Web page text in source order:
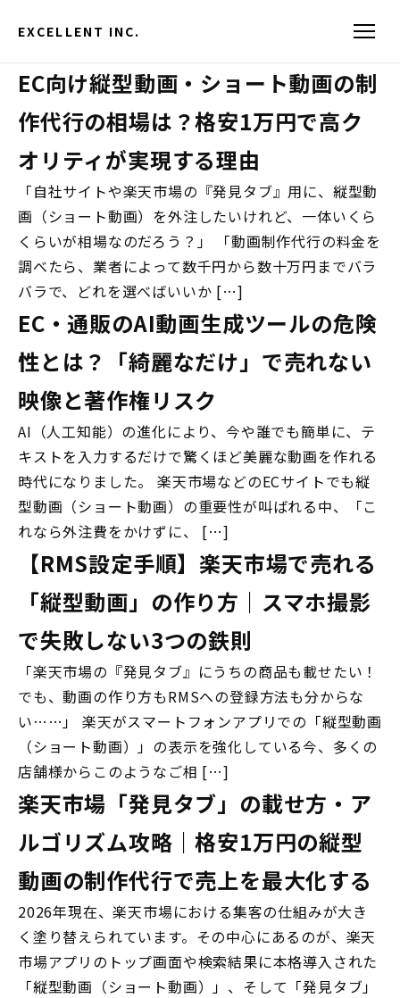
EXCELLENT INC.
EC向け縦型動画・ショート動画の制
作代行の相場は？格安1万円で高ク
オリティが実現する理由
「自社サイトや楽天市場の『発見タブ』用に、縦型動
画（ショート動画）を外注したいけれど、一体いくら
くらいが相場なのだろう？」 「動画制作代行の料金を
調べたら、業者によって数千円から数十万円までバラ
バラで、どれを選べばいいか […]
EC・通販のAI動画生成ツールの危険
性とは？「綺麗なだけ」で売れない
映像と著作権リスク
AI（人工知能）の進化により、今や誰でも簡単に、テ
キストを入力するだけで驚くほど美麗な動画を作れる
時代になりました。 楽天市場などのECサイトでも縦
型動画（ショート動画）の重要性が叫ばれる中、「こ
れなら外注費をかけずに、 […]
【RMS設定手順】楽天市場で売れる
「縦型動画」の作り方｜スマホ撮影
で失敗しない3つの鉄則
「楽天市場の『発見タブ』にうちの商品も載せたい！
でも、動画の作り方もRMSへの登録方法も分からな
い……」 楽天がスマートフォンアプリでの「縦型動画
（ショート動画）」の表示を強化している今、多くの
店舗様からこのようなご相 […]
楽天市場「発見タブ」の載せ方・ア
ルゴリズム攻略｜格安1万円の縦型
動画の制作代行で売上を最大化する
2026年現在、楽天市場における集客の仕組みが大き
く塗り替えられています。その中心にあるのが、楽天
市場アプリのトップ画面や検索結果に本格導入された
「縦型動画（ショート動画）」、そして「発見タブ」